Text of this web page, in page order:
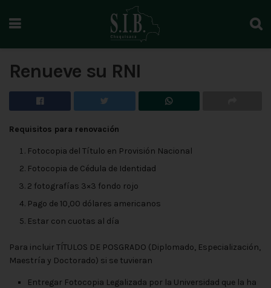
Renueve su RNI
Requisitos para renovación
Fotocopia del Título en Provisión Nacional
Fotocopia de Cédula de Identidad
2 fotografías 3×3 fondo rojo
Pago de 10,00 dólares americanos
Estar con cuotas al día
Para incluir TÍTULOS DE POSGRADO (Diplomado, Especialización,
Maestría y Doctorado) si se tuvieran
Entregar Fotocopia Legalizada por la Universidad que la ha